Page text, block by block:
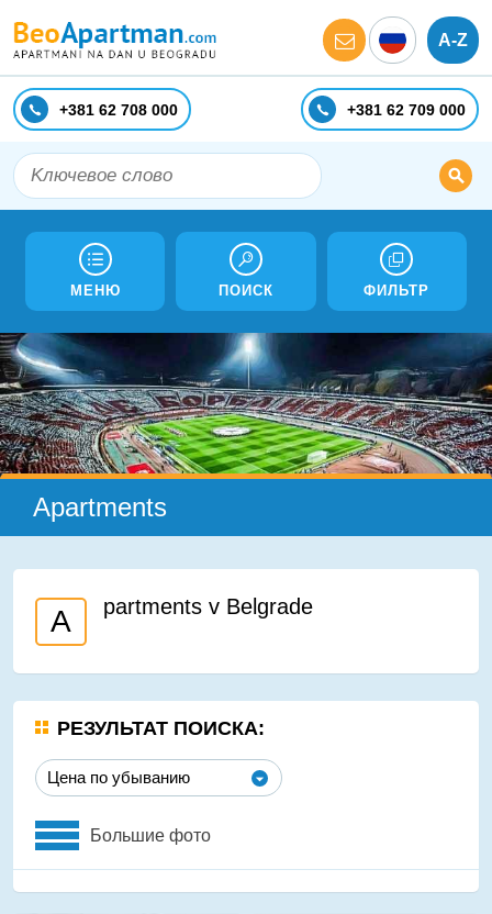
A-Z
+381 62 708 000 +381 62 709 000
МЕНЮ ПОИСК ФИЛЬТР
Apartments
A partments v Belgrade
РЕЗУЛЬТАТ ПОИСКА:
Цена по убыванию
Большие фото